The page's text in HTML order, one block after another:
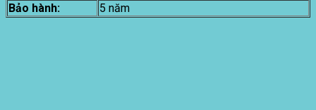
Bảo hành:
5 năm